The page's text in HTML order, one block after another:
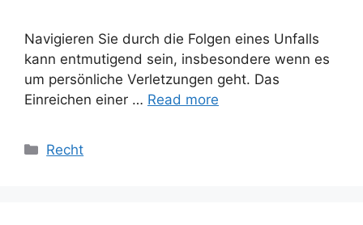
Navigieren Sie durch die Folgen eines Unfalls
kann entmutigend sein, insbesondere wenn es
um persönliche Verletzungen geht. Das
Einreichen einer … Read more
Categories
Recht